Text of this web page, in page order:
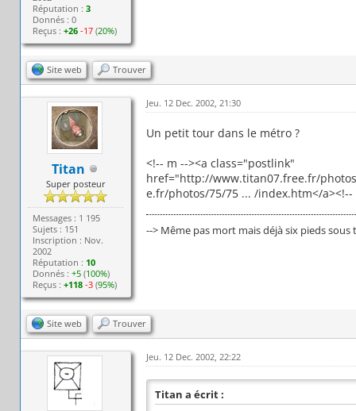
Réputation :3
Donnés : 0
Reçus :+26 -17 (20%)
Site web Trouver
Titan
Super posteur
Messages : 1 195
Sujets : 151
Inscription : Nov.
2002
Réputation : 10
Donnés :+5 (100%)
Reçus :+118 -3 (95%)
Jeu. 12 Dec. 2002, 21:30
Un petit tour dans le métro ?
<!-- m --><a class="postlink"
href="http://www.titan07.free.fr/
e.fr/photos/75/75 ... /index.htm</a><!--
--> Même pas mort mais déjà six pieds sous
Site web Trouver
Jeu. 12 Dec. 2002, 22:22
Titan a écrit :